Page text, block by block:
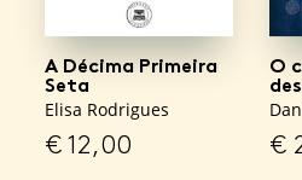
A Décima Primeira
Seta
Elisa Rodrigues
€12,00
O
€